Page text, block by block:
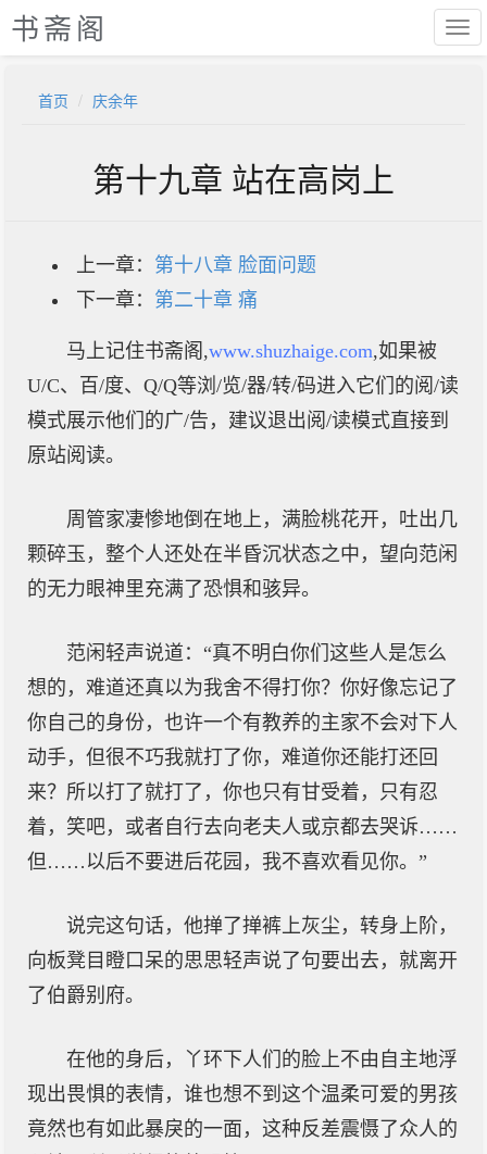
书斋阁
首页 庆余年
第十九章 站在高岗上
上一章： 第十八章 脸面问题
下一章： 第二十章 痛
马上记住书斋阁,www.shuzhaige.com,如果被
U/C、百/度、Q/Q等浏/览/器/转/码进入它们的阅/读
模式展示他们的广/告，建议退出阅/读模式直接到
原站阅读。
周管家凄惨地倒在地上，满脸桃花开，吐出几
颗碎玉，整个人还处在半昏沉状态之中，望向范闲
的无力眼神里充满了恐惧和骇异。
范闲轻声说道：“真不明白你们这些人是怎么
想的，难道还真以为我舍不得打你？你好像忘记了
你自己的身份，也许一个有教养的主家不会对下人
动手，但很不巧我就打了你，难道你还能打还回
来？所以打了就打了，你也只有甘受着，只有忍
着，笑吧，或者自行去向老夫人或京都去哭诉……
但……以后不要进后花园，我不喜欢看见你。”
说完这句话，他掸了掸裤上灰尘，转身上阶，
向板凳目瞪口呆的思思轻声说了句要出去，就离开
了伯爵别府。
在他的身后，丫环下人们的脸上不由自主地浮
现出畏惧的表情，谁也想不到这个温柔可爱的男孩
竟然也有如此暴戾的一面，这种反差震慑了众人的